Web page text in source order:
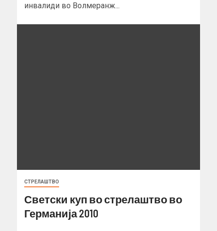
инвалиди во Волмеранж...
СТРЕЛАШТВО
Светски куп во стрелаштво во
Германија 2010